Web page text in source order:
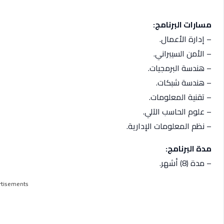
مسارات البرنامج:
– إدارة الأعمال.
– الأمن السيبراني.
– هندسة البرمجيات.
– هندسة شبكات.
– تقنية المعلومات.
– علوم الحاسب الآلي.
– نظم المعلومات الإدارية.
مدة البرنامج:
– مدة (8) أشهر.